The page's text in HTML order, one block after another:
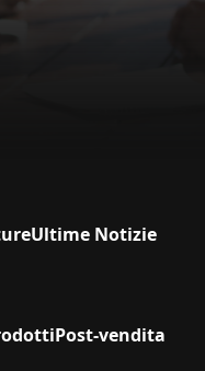
Ultime Notizie
Post-vendita